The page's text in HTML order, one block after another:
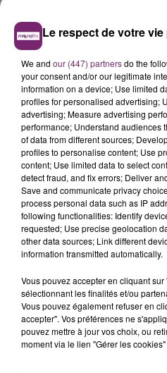
La Bulle -
de
éclipse
Le respect de votre
We and our (447) partnersdo the
your consent and/or our legitimate
information on a device; Use limited
profiles for personalised advertising;
advertising; Measure advertising
performance; Understand audiences
of data from different sources;
profiles to personalise content; Use
content; Use limited data to select
detect fraud, and fix errors; Deliver
Save and communicate privacy
process personal data such as IP
following functionalities: Identify
requested; Use precise geolocation
other data sources; Link different
information transmitted automatically.
Vous pouvez accepter en cliquant
sélectionnant les finalités et/ou
Vous pouvez également refuser en
accepter". Vos préférences ne
pouvez mettre à jour vos choix, ou
moment via le lien "Gérer les